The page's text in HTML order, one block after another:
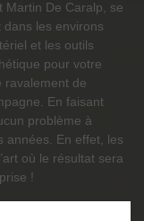
Martin De Caralp, se
les environs
et les outils
pour votre
ravalement de
En faisant
problème à
années. En effet, les
où le résultat sera
!